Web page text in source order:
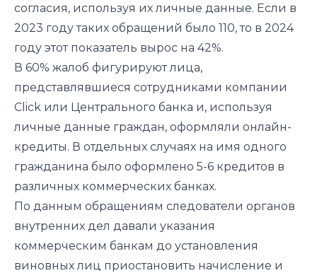
согласия, используя их личные данные. Если в
2023 году таких обращений было 110, то в 2024
году этот показатель вырос на 42%.
В 60% жалоб фигурируют лица,
представлявшиеся сотрудниками компании
Click или Центрального банка и, используя
личные данные граждан, оформляли онлайн-
кредиты. В отдельных случаях на имя одного
гражданина было оформлено 5-6 кредитов в
различных коммерческих банках.
По данным обращениям следователи органов
внутренних дел давали указания
коммерческим банкам до установления
виновных лиц приостановить начисление и